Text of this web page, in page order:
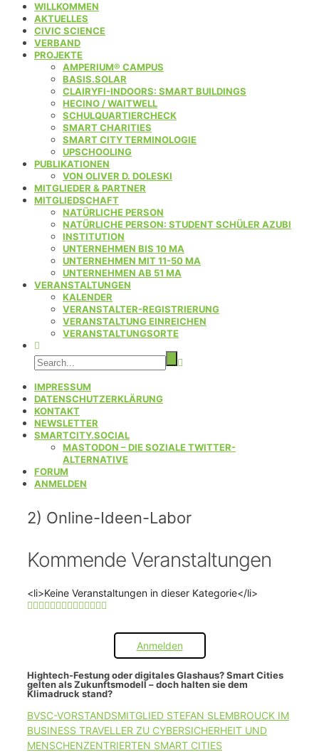
WILLKOMMEN
AKTUELLES
CIVIC SCIENCE
VERBAND
PROJEKTE
AMPERIUM® CAMPUS
BASIS.SOLAR
CLAIRYFI-INDOORS: SMART BUILDINGS
HECINO / WAITWELL
SCHULQUARTIERCHECK
SMART CHARITIES
SMART CITY TERMINOLOGIE
UPSCHOOLING
PUBLIKATIONEN
VON OLIVER D. DOLESKI
MITGLIEDER & PARTNER
MITGLIEDSCHAFT
NATÜRLICHE PERSON
NATÜRLICHE PERSON: STUDENT SCHÜLER AZUBI
INSTITUTION
UNTERNEHMEN BIS 10 MA
UNTERNEHMEN MIT 11-50 MA
UNTERNEHMEN AB 51 MA
VERANSTALTUNGEN
KALENDER
VERANSTALTER-REGISTRIERUNG
VERANSTALTUNG EINREICHEN
VERANSTALTUNGSORTE
IMPRESSUM
DATENSCHUTZERKLÄRUNG
KONTAKT
NEWSLETTER
SMARTCITY.SOCIAL
MASTODON – DIE SOZIALE TWITTER-
ALTERNATIVE
FORUM
ANMELDEN
2) Online-Ideen-Labor
Kommende Veranstaltungen
<li>Keine Veranstaltungen in dieser Kategorie</li>
Anmelden
Hightech-Festung oder digitales Glashaus? Smart Cities
gelten als Zukunftsmodell – doch halten sie dem
Klimadruck stand?
BVSC-VORSTANDSMITGLIED STEFAN SLEMBROUCK IM
BUSINESS TRAVELLER ZU CYBERSICHERHEIT UND
MENSCHENZENTRIERTEN SMART CITIES